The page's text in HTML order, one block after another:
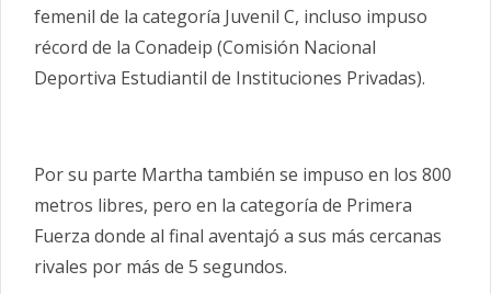
femenil de la categoría Juvenil C, incluso impuso
récord de la Conadeip (Comisión Nacional
Deportiva Estudiantil de Instituciones Privadas).
Por su parte Martha también se impuso en los 800
metros libres, pero en la categoría de Primera
Fuerza donde al final aventajó a sus más cercanas
rivales por más de 5 segundos.